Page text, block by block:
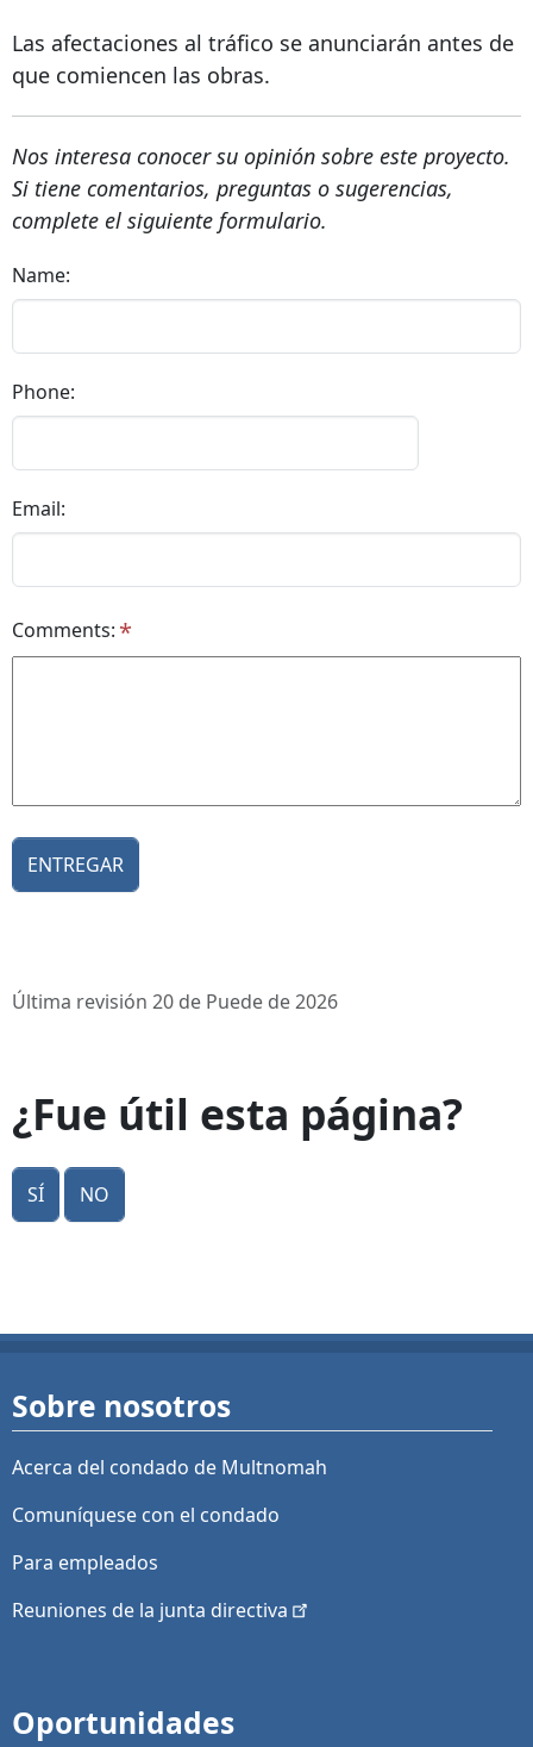
Las afectaciones al tráfico se anunciarán antes de
que comiencen las obras.
Nos interesa conocer su opinión sobre este proyecto.
Si tiene comentarios, preguntas o sugerencias,
complete el siguiente formulario.
Name:
Phone:
Email:
Comments:
Última revisión 20 de Puede de 2026
¿Fue útil esta página?
Sí No
Sobre nosotros
Acerca del condado de Multnomah
Comuníquese con el condado
Para empleados
Reuniones de la junta directiva
Oportunidades